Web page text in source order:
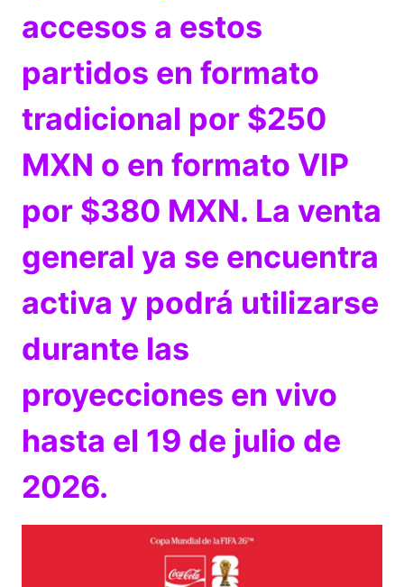
accesos a estos
partidos en formato
tradicional por $250
MXN o en formato VIP
por $380 MXN. La venta
general ya se encuentra
activa y podrá utilizarse
durante las
proyecciones en vivo
hasta el 19 de julio de
2026.